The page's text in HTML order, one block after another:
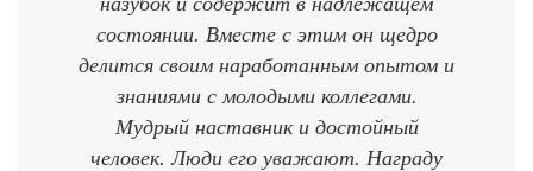
состоянии. Вместе с этим он щедро
делится своим наработанным опытом и
знаниями с молодыми коллегами.
Мудрый наставник и достойный
человек. Люди его уважают. Награду